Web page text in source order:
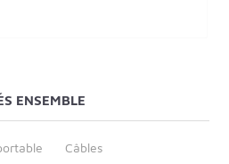
ENSEMBLE
Câbles